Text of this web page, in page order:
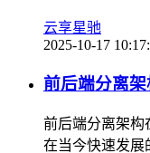
云享星驰
2025-10-17
前后端分离
前后端分离架构
在当今快速发展